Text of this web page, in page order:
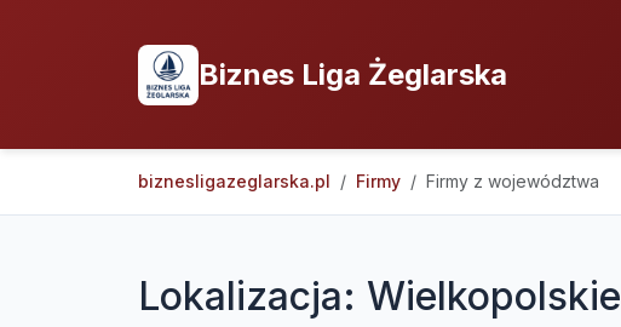
Biznes Liga Żeglarska
biznesligazeglarska.pl Firmy Firmy z województwa
Lokalizacja: Wielkopolskie